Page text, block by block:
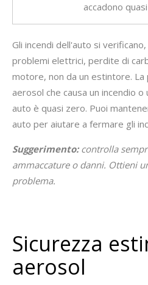
accadono
Gli incendi dell'auto si
problemi elettrici, perdite di
motore, non da un estintore.
aerosol che causa un incendio
auto è quasi zero. Puoi
auto per aiutare a fermare gli
Suggerimento:controlla
ammaccature o danni. Ottieni
problema.
Sicurezza
aerosol